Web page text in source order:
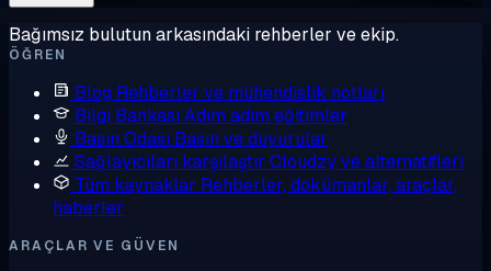
Bağımsız bulutun arkasındaki rehberler ve ekip.
ÖĞREN
Blog Rehberler ve mühendislik notları
Bilgi Bankası Adım adım eğitimler
Basın Odası Basın ve duyurular
Sağlayıcıları karşılaştır Cloudzy ve alternatifleri
Tüm kaynaklar Rehberler, dokümanlar, araçlar,
haberler
ARAÇLAR VE GÜVEN